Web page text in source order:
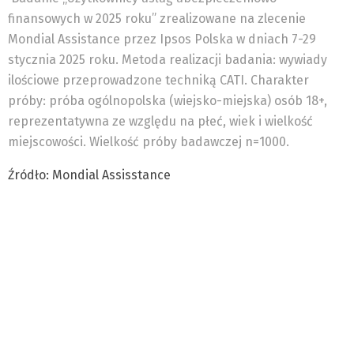
finansowych w 2025 roku” zrealizowane na zlecenie
Mondial Assistance przez Ipsos Polska w dniach 7-29
stycznia 2025 roku. Metoda realizacji badania: wywiady
ilościowe przeprowadzone techniką CATI. Charakter
próby: próba ogólnopolska (wiejsko-miejska) osób 18+,
reprezentatywna ze względu na płeć, wiek i wielkość
miejscowości. Wielkość próby badawczej n=1000.
Źródło: Mondial Assisstance